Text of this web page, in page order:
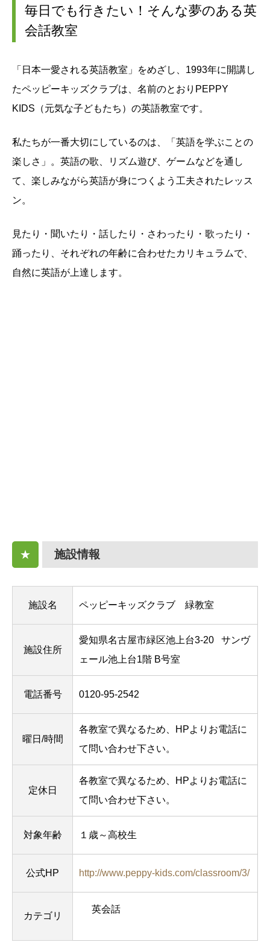
毎日でも行きたい！そんな夢のある英
会話教室
「日本一愛される英語教室」をめざし、1993年に開講し
たペッピーキッズクラブは、名前のとおりPEPPY
KIDS（元気な子どもたち）の英語教室です。
私たちが一番大切にしているのは、「英語を学ぶことの
楽しさ」。英語の歌、リズム遊び、ゲームなどを通し
て、楽しみながら英語が身につくよう工夫されたレッス
ン。
見たり・聞いたり・話したり・さわったり・歌ったり・
踊ったり、それぞれの年齢に合わせたカリキュラムで、
自然に英語が上達します。
★ 施設情報
施設名 ペッピーキッズクラブ 緑教室
施設住所
愛知県名古屋市緑区池上台3-20
サンヴ
ェール池上台1階 B号室
電話番号 0120-95-2542
曜日/時間
各教室で異なるため、HPよりお電話に
て問い合わせ下さい。
定休日
各教室で異なるため、HPよりお電話に
て問い合わせ下さい。
対象年齢 １歳～高校生
公式HP http://www.peppy-kids.com/classroom/3/
カテゴリ
英会話